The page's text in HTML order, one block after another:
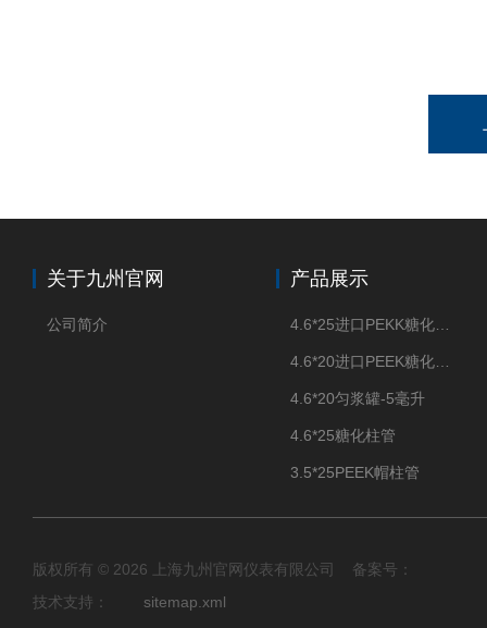
关于九州官网
公司简介
产品展示
4.6*20匀浆罐-5毫升
4.6*25糖化柱管
3.5*25PEEK帽柱管
版权所有 © 2026 上海九州官网仪表有限公司 备案号：
技术支持： sitemap.xml